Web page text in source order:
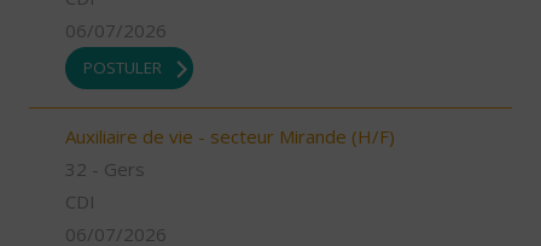
06/07/2026
POSTULER
Auxiliaire de vie - secteur Mirande (H/F)
32 - Gers
CDI
06/07/2026